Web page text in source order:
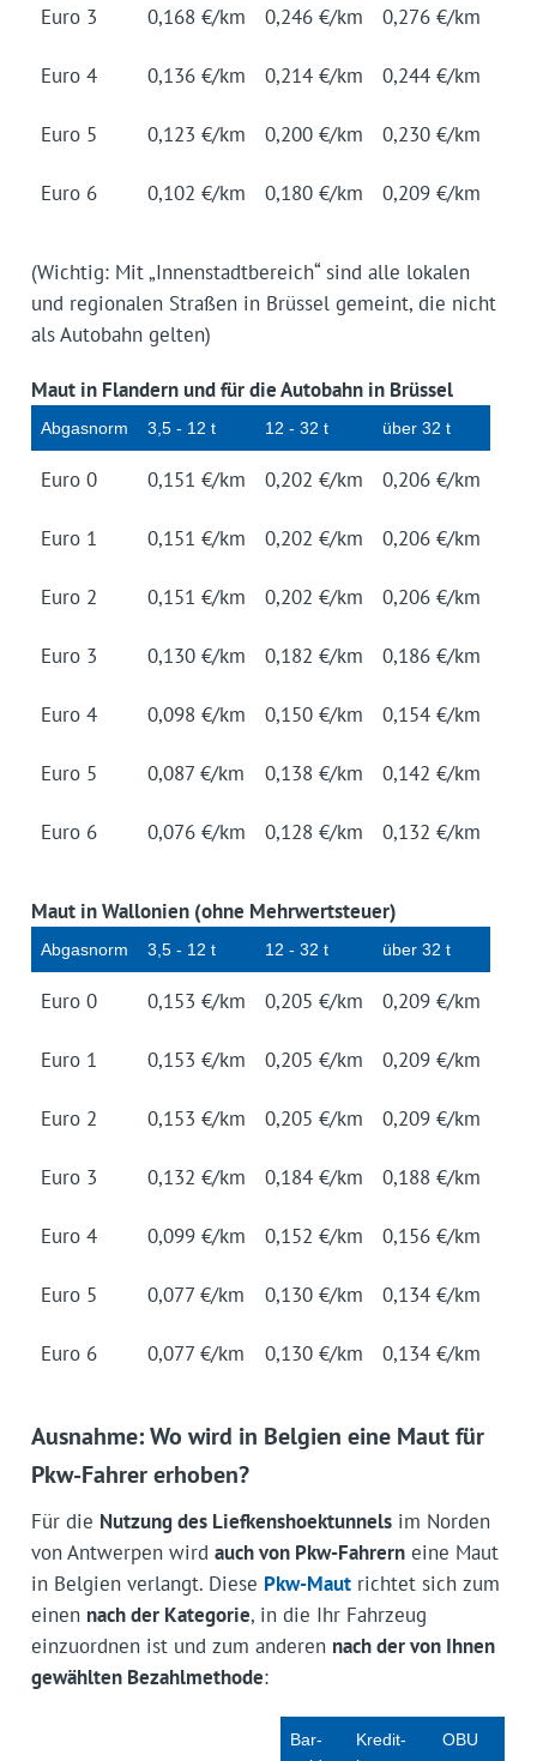
Euro 3 0,168 €/km 0,246 €/km 0,276 €/km
Euro 4 0,136 €/km 0,214 €/km 0,244 €/km
Euro 5 0,123 €/km 0,200 €/km 0,230 €/km
Euro 6 0,102 €/km 0,180 €/km 0,209 €/km
(Wichtig: Mit „Innenstadtbereich“ sind alle lokalen
und regionalen Straßen in Brüssel gemeint, die nicht
als Autobahn gelten)
Maut in Flandern und für die Autobahn in Brüssel
Ab­gas­norm 3,5 - 12 t 12 - 32 t über 32 t
Euro 0 0,151 €/km 0,202 €/km 0,206 €/km
Euro 1 0,151 €/km 0,202 €/km 0,206 €/km
Euro 2 0,151 €/km 0,202 €/km 0,206 €/km
Euro 3 0,130 €/km 0,182 €/km 0,186 €/km
Euro 4 0,098 €/km 0,150 €/km 0,154 €/km
Euro 5 0,087 €/km 0,138 €/km 0,142 €/km
Euro 6 0,076 €/km 0,128 €/km 0,132 €/km
Maut in Wallonien (ohne Mehrwertsteuer)
Ab­gas­norm 3,5 - 12 t 12 - 32 t über 32 t
Euro 0 0,153 €/km 0,205 €/km 0,209 €/km
Euro 1 0,153 €/km 0,205 €/km 0,209 €/km
Euro 2 0,153 €/km 0,205 €/km 0,209 €/km
Euro 3 0,132 €/km 0,184 €/km 0,188 €/km
Euro 4 0,099 €/km 0,152 €/km 0,156 €/km
Euro 5 0,077 €/km 0,130 €/km 0,134 €/km
Euro 6 0,077 €/km 0,130 €/km 0,134 €/km
Ausnahme: Wo wird in Belgien eine Maut für
Pkw-Fahrer erhoben?
Für die Nutzung des Liefkenshoektunnelsim Norden
von Antwerpen wird auch von Pkw-Fahrerneine Maut
in Belgien verlangt. Diese Pkw-Mautrichtet sich zum
einen nach der Kategorie, in die Ihr Fahrzeug
einzuordnen ist und zum anderen nach der von Ihnen
gewählten Bezahlmethode:
Bar­
Kre­dit­
OBU